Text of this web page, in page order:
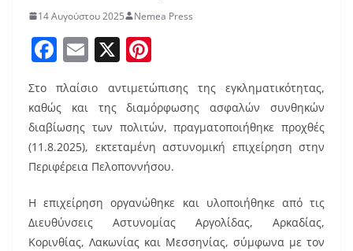
14 Αυγούστου 2025 Nemea Press
F
c
e
b
o
o
k
E
ai
l
X
nt
er
e
st
Στο πλαίσιο αντιμετώπισης της εγκληματικότητας,
καθώς και της διαμόρφωσης ασφαλών συνθηκών
διαβίωσης των πολιτών, πραγματοποιήθηκε προχθές
(11.8.2025), εκτεταμένη αστυνομική επιχείρηση στην
Περιφέρεια Πελοποννήσου.
Η επιχείρηση οργανώθηκε και υλοποιήθηκε από τις
Διευθύνσεις Αστυνομίας Αργολίδας, Αρκαδίας,
Κορινθίας, Λακωνίας και Μεσσηνίας, σύμφωνα με τον